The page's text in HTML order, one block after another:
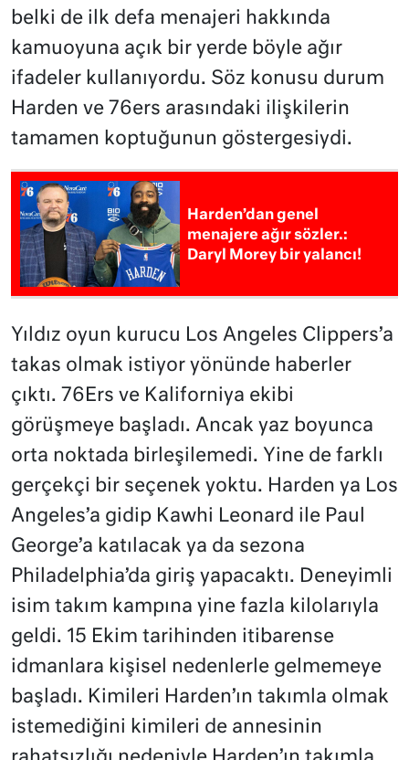
belki de ilk defa menajeri hakkında
kamuoyuna açık bir yerde böyle ağır
ifadeler kullanıyordu. Söz konusu durum
Harden ve 76ers arasındaki ilişkilerin
tamamen koptuğunun göstergesiydi.
Harden’dan genel
menajere ağır sözler.:
Daryl Morey bir yalancı!
Yıldız oyun kurucu Los Angeles Clippers’a
takas olmak istiyor yönünde haberler
çıktı. 76Ers ve Kaliforniya ekibi
görüşmeye başladı. Ancak yaz boyunca
orta noktada birleşilemedi. Yine de farklı
gerçekçi bir seçenek yoktu. Harden ya Los
Angeles’a gidip Kawhi Leonard ile Paul
George’a katılacak ya da sezona
Philadelphia’da giriş yapacaktı. Deneyimli
isim takım kampına yine fazla kilolarıyla
geldi. 15 Ekim tarihinden itibarense
idmanlara kişisel nedenlerle gelmemeye
başladı. Kimileri Harden’ın takımla olmak
istemediğini kimileri de annesinin